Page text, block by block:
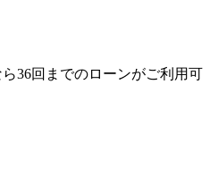
36回までのローンがご利用可